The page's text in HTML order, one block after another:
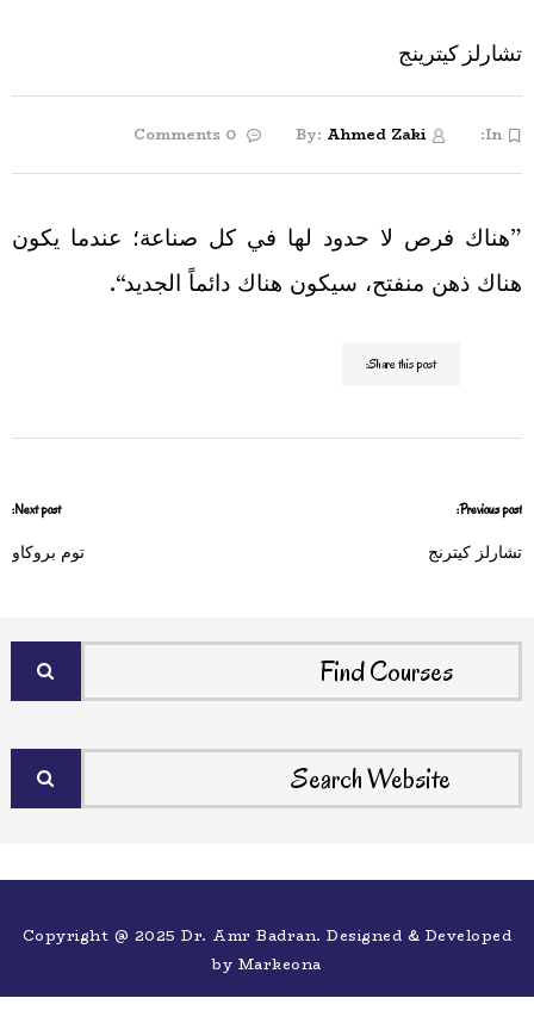
تشارلز كيترينج
In:
By: Ahmed Zaki
”هناك فرص لا حدود لها في كل صناعة؛ عندما يكون
هناك ذهن منفتح، سيكون هناك دائماً الجديد“.
Share this post:
Previous post:
تشارلز كيترنج
Next post:
توم بروكاو
Copyright @ 2025 Dr. Amr Badran. Designed & Developed
by Markeona